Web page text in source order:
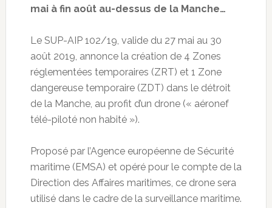
mai à fin août au-dessus de la Manche…
Le SUP-AIP 102/19, valide du 27 mai au 30
août 2019, annonce la création de 4 Zones
réglementées temporaires (ZRT) et 1 Zone
dangereuse temporaire (ZDT) dans le détroit
de la Manche, au profit d’un drone (« aéronef
télé-piloté non habité »).
Proposé par l’Agence européenne de Sécurité
maritime (EMSA) et opéré pour le compte de la
Direction des Affaires maritimes, ce drone sera
utilisé dans le cadre de la surveillance maritime.